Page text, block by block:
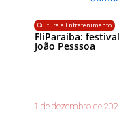
Cultura e Entretenimento
FliParaíba:
João Pesssoa
1 de dezembro de